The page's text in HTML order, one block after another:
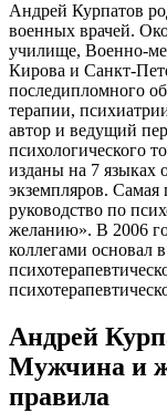
Андрей Курпатов
военных врачей.
училище, Военно-
Кирова и Санкт-
последипломного
терапии,
автор и ведущий
психологического
изданы на 7 языках
экземпляров.
руководство по
желанию». В 2006
коллегами основал
Андрей
Мужчина и
правила